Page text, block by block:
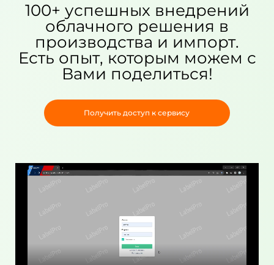
100+ успешных внедрений
облачного решения в
производства и импорт.
Есть опыт, которым можем с
Вами поделиться!
Получить доступ к сервису